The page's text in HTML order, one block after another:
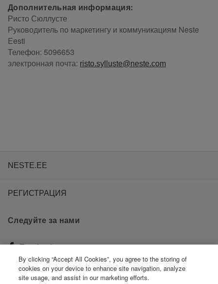
Дополнительная информация:
Ристо Сюллусте
Руководитель по маркетингу и коммуникациям Neste
Eesti
Телефон: 5096653
электронная почта: risto.sylluste@neste.com
NESTE.EE
РЕГИСТРАЦИЯ
Следуйте за нами
Facebook
Instagram
By clicking “Accept All Cookies”, you agree to the storing of
cookies on your device to enhance site navigation, analyze
site usage, and assist in our marketing efforts.